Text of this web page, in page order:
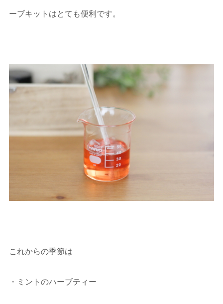
ーブキットはとても便利です。
これからの季節は
・ミントのハーブティー